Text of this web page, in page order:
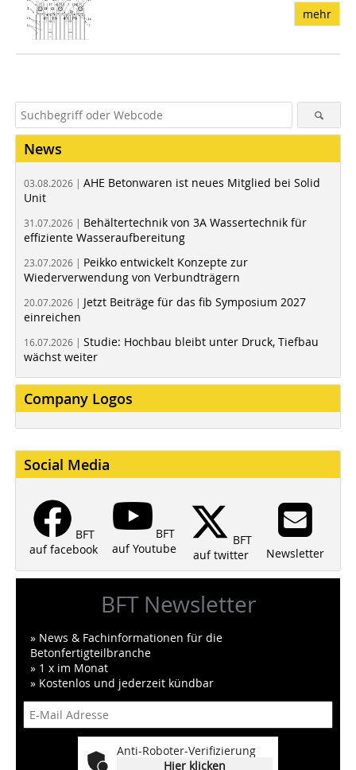
mehr
News
03.08.2026 | AHE Betonwaren ist neues Mitglied bei Solid
Unit
31.07.2026 | Behältertechnik von 3A Wassertechnik für
effiziente Wasseraufbereitung
23.07.2026 | Peikko entwickelt Konzepte zur
Wiederverwendung von Verbundträgern
20.07.2026 | Jetzt Beiträge für das fib Symposium 2027
einreichen
16.07.2026 | Studie: Hochbau bleibt unter Druck, Tiefbau
wächst weiter
Company Logos
Social Media
BFT
auf facebook
BFT
auf Youtube
BFT
auf twitter
Newsletter
BFT Newsletter
» News & Fachinformationen für die
Betonfertigteilbranche
» 1 x im Monat
» Kostenlos und jederzeit kündbar
Anti-Roboter-Verifizierung
Hier klicken